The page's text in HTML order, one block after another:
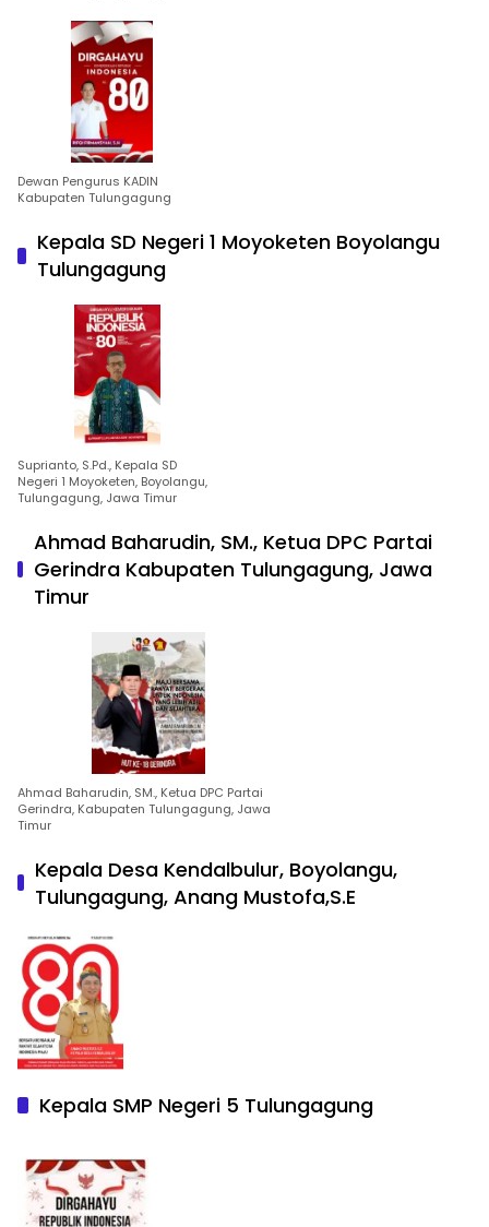
Dewan Pengurus KADIN
Kabupaten Tulungagung
Kepala SD Negeri 1 Moyoketen Boyolangu
Tulungagung
Suprianto, S.Pd., Kepala SD
Negeri 1 Moyoketen, Boyolangu,
Tulungagung, Jawa Timur
Ahmad Baharudin, SM., Ketua DPC Partai
Gerindra Kabupaten Tulungagung, Jawa
Timur
Ahmad Baharudin, SM., Ketua DPC Partai
Gerindra, Kabupaten Tulungagung, Jawa
Timur
Kepala Desa Kendalbulur, Boyolangu,
Tulungagung, Anang Mustofa,S.E
Kepala SMP Negeri 5 Tulungagung